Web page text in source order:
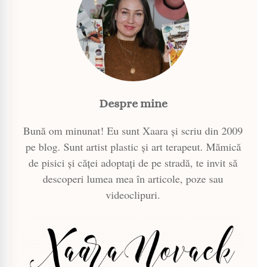
Despre mine
Bună om minunat! Eu sunt Xaara și scriu din 2009
pe blog. Sunt artist plastic și art terapeut. Mămică
de pisici și căței adoptați de pe stradă, te invit să
descoperi lumea mea în articole, poze sau
videoclipuri.